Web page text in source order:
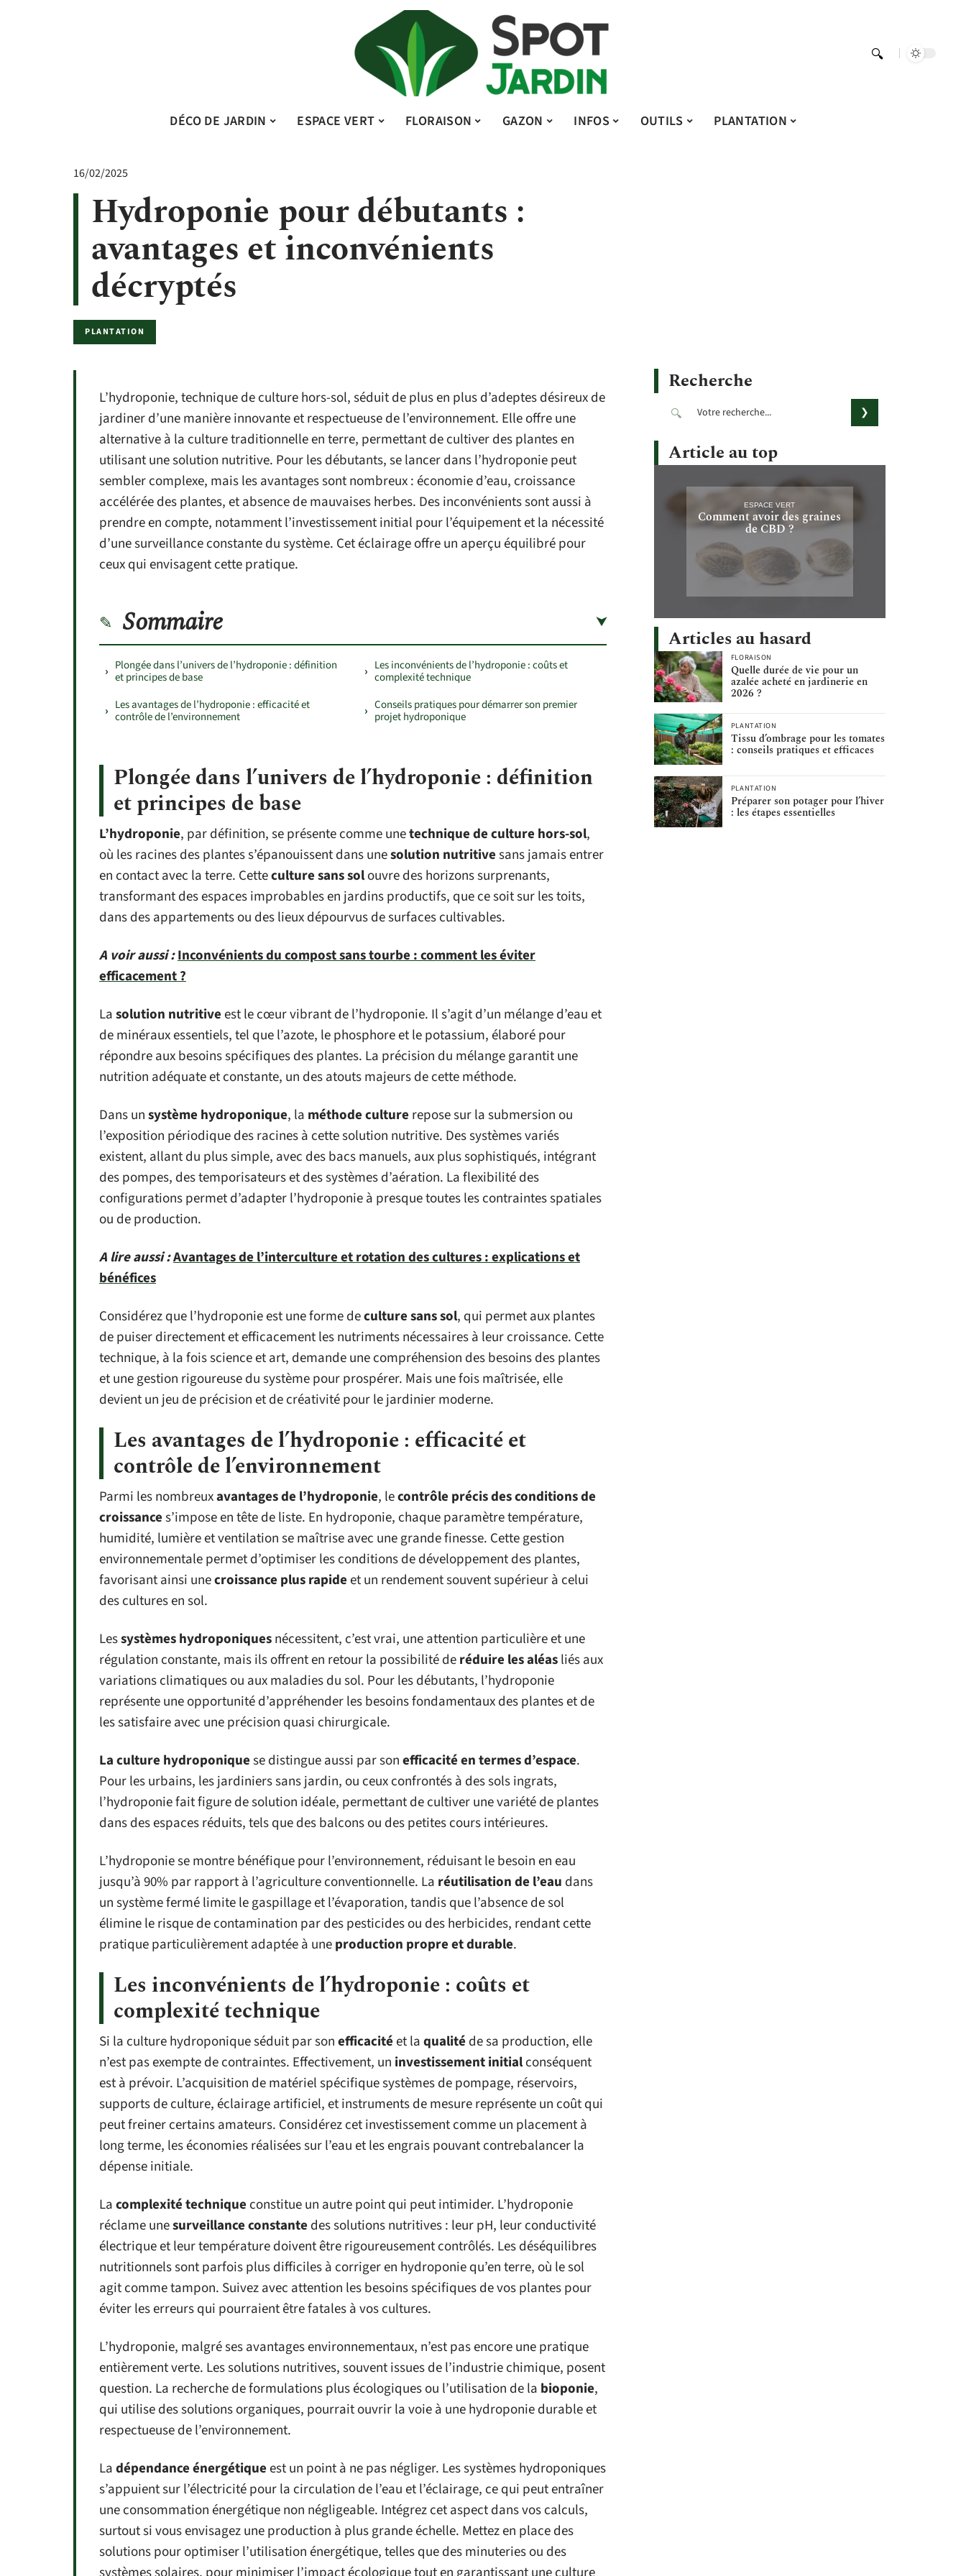
DÉCO DE JARDIN ESPACE VERT FLORAISON GAZON INFOS OUTILS PLANTATION
16/02/2025
Hydroponie pour débutants :
avantages et inconvénients
décryptés
PLANTATION
L’hydroponie, technique de culture hors-sol, séduit de plus en plus d’adeptes désireux de
jardiner d’une manière innovante et respectueuse de l’environnement. Elle offre une
alternative à la culture traditionnelle en terre, permettant de cultiver des plantes en
utilisant une solution nutritive. Pour les débutants, se lancer dans l’hydroponie peut
sembler complexe, mais les avantages sont nombreux : économie d’eau, croissance
accélérée des plantes, et absence de mauvaises herbes. Des inconvénients sont aussi à
prendre en compte, notamment l’investissement initial pour l’équipement et la nécessité
d’une surveillance constante du système. Cet éclairage offre un aperçu équilibré pour
ceux qui envisagent cette pratique.
Sommaire
Plongée dans l’univers de l’hydroponie : définition
et principes de base
Les avantages de l’hydroponie : efficacité et
contrôle de l’environnement
Les inconvénients de l’hydroponie : coûts et
complexité technique
Conseils pratiques pour démarrer son premier
projet hydroponique
Plongée dans l’univers de l’hydroponie : définition
et principes de base
L’hydroponie, par définition, se présente comme unetechnique de culture hors-sol,
où les racines des plantes s’épanouissent dans unesolution nutritivesans jamais entrer
en contact avec la terre. Cetteculture sans solouvre des horizons surprenants,
transformant des espaces improbables en jardins productifs, que ce soit sur les toits,
dans des appartements ou des lieux dépourvus de surfaces cultivables.
A voir aussi :Inconvénients du compost sans tourbe : comment les éviter
efficacement ?
Lasolution nutritiveest le cœur vibrant de l’hydroponie. Il s’agit d’un mélange d’eau et
de minéraux essentiels, tel que l’azote, le phosphore et le potassium, élaboré pour
répondre aux besoins spécifiques des plantes. La précision du mélange garantit une
nutrition adéquate et constante, un des atouts majeurs de cette méthode.
Dans unsystème hydroponique, la méthode culture repose sur la submersion ou
l’exposition périodique des racines à cette solution nutritive. Des systèmes variés
existent, allant du plus simple, avec des bacs manuels, aux plus sophistiqués, intégrant
des pompes, des temporisateurs et des systèmes d’aération. La flexibilité des
configurations permet d’adapter l’hydroponie à presque toutes les contraintes spatiales
ou de production.
A lire aussi :Avantages de l’interculture et rotation des cultures : explications et
bénéfices
Considérez que l’hydroponie est une forme deculture sans sol, qui permet aux plantes
de puiser directement et efficacement les nutriments nécessaires à leur croissance. Cette
technique, à la fois science et art, demande une compréhension des besoins des plantes
et une gestion rigoureuse du système pour prospérer. Mais une fois maîtrisée, elle
devient un jeu de précision et de créativité pour le jardinier moderne.
Les avantages de l’hydroponie : efficacité et
contrôle de l’environnement
Parmi les nombreuxavantages de l’hydroponie, lecontrôle précis des conditions de
croissances’impose en tête de liste. En hydroponie, chaque paramètre température,
humidité, lumière et ventilation se maîtrise avec une grande finesse. Cette gestion
environnementale permet d’optimiser les conditions de développement des plantes,
favorisant ainsi unecroissance plus rapideet un rendement souvent supérieur à celui
des cultures en sol.
Lessystèmes hydroponiquesnécessitent, c’est vrai, une attention particulière et une
régulation constante, mais ils offrent en retour la possibilité deréduire les aléasliés aux
variations climatiques ou aux maladies du sol. Pour les débutants, l’hydroponie
représente une opportunité d’appréhender les besoins fondamentaux des plantes et de
les satisfaire avec une précision quasi chirurgicale.
La culture hydroponiquese distingue aussi par sonefficacité en termes d’espace.
Pour les urbains, les jardiniers sans jardin, ou ceux confrontés à des sols ingrats,
l’hydroponie fait figure de solution idéale, permettant de cultiver une variété de plantes
dans des espaces réduits, tels que des balcons ou des petites cours intérieures.
L’hydroponie se montre bénéfique pour l’environnement, réduisant le besoin en eau
jusqu’à 90% par rapport à l’agriculture conventionnelle. La réutilisation de l’eau dans
un système fermé limite le gaspillage et l’évaporation, tandis que l’absence de sol
élimine le risque de contamination par des pesticides ou des herbicides, rendant cette
pratique particulièrement adaptée à uneproduction propre et durable.
Les inconvénients de l’hydroponie : coûts et
complexité technique
Si la culture hydroponique séduit par sonefficacitéet laqualité de sa production, elle
n’est pas exempte de contraintes. Effectivement, un investissement initialconséquent
est à prévoir. L’acquisition de matériel spécifique systèmes de pompage, réservoirs,
supports de culture, éclairage artificiel, et instruments de mesure représente un coût qui
peut freiner certains amateurs. Considérez cet investissement comme un placement à
long terme, les économies réalisées sur l’eau et les engrais pouvant contrebalancer la
dépense initiale.
Lacomplexité technique constitue un autre point qui peut intimider. L’hydroponie
réclame unesurveillance constante des solutions nutritives : leur pH, leur conductivité
électrique et leur température doivent être rigoureusement contrôlés. Les déséquilibres
nutritionnels sont parfois plus difficiles à corriger en hydroponie qu’en terre, où le sol
agit comme tampon. Suivez avec attention les besoins spécifiques de vos plantes pour
éviter les erreurs qui pourraient être fatales à vos cultures.
L’hydroponie, malgré ses avantages environnementaux, n’est pas encore une pratique
entièrement verte. Les solutions nutritives, souvent issues de l’industrie chimique, posent
question. La recherche de formulations plus écologiques ou l’utilisation de la bioponie,
qui utilise des solutions organiques, pourrait ouvrir la voie à une hydroponie durable et
respectueuse de l’environnement.
Ladépendance énergétiqueest un point à ne pas négliger. Les systèmes hydroponiques
s’appuient sur l’électricité pour la circulation de l’eau et l’éclairage, ce qui peut entraîner
une consommation énergétique non négligeable. Intégrez cet aspect dans vos calculs,
surtout si vous envisagez une production à plus grande échelle. Mettez en place des
solutions pour optimiser l’utilisation énergétique, telles que des minuteries ou des
Recherche
Article au top
ESPACE VERT
Comment avoir des graines
de CBD ?
Articles au hasard
FLORAISON
Quelle durée de vie pour un
azalée acheté en jardinerie en
2026 ?
PLANTATION
Tissu d’ombrage pour les tomates
: conseils pratiques et efficaces
PLANTATION
Préparer son potager pour l’hiver
: les étapes essentielles